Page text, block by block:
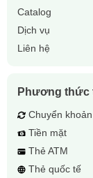
Catalog
Dịch vụ
Liên hệ
Phương thức
Chuyển khoản
Tiền mặt
Thẻ ATM
Thẻ quốc tế